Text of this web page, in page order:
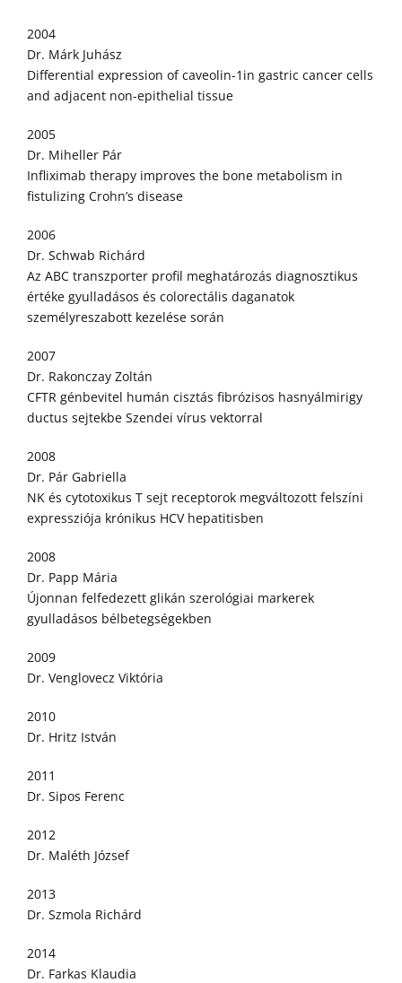
2004
Dr. Márk Juhász
Differential expression of caveolin-1in gastric cancer cells
and adjacent non-epithelial tissue
2005
Dr. Miheller Pár
Infliximab therapy improves the bone metabolism in
fistulizing Crohn’s disease
2006
Dr. Schwab Richárd
Az ABC transzporter profil meghatározás diagnosztikus
értéke gyulladásos és colorectális daganatok
személyreszabott kezelése során
2007
Dr. Rakonczay Zoltán
CFTR génbevitel humán cisztás fibrózisos hasnyálmirigy
ductus sejtekbe Szendei vírus vektorral
2008
Dr. Pár Gabriella
NK és cytotoxikus T sejt receptorok megváltozott felszíni
expressziója krónikus HCV hepatitisben
2008
Dr. Papp Mária
Újonnan felfedezett glikán szerológiai markerek
gyulladásos bélbetegségekben
2009
Dr. Venglovecz Viktória
2010
Dr. Hritz István
2011
Dr. Sipos Ferenc
2012
Dr. Maléth József
2013
Dr. Szmola Richárd
2014
Dr. Farkas Klaudia